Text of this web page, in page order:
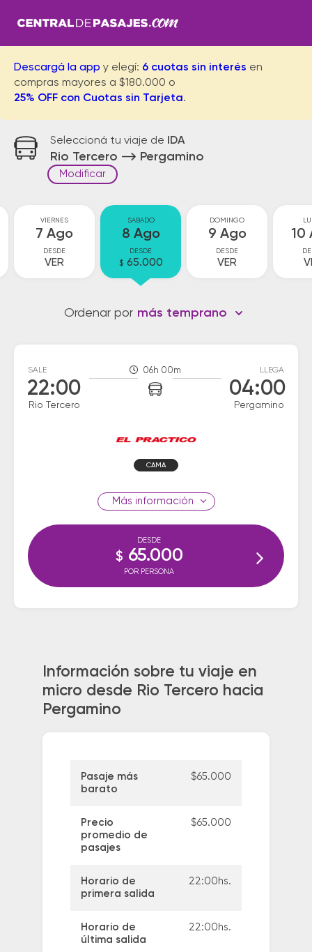
Descargá la app y elegí: 6 cuotas sin interés en
compras mayores a $180.000 o
25% OFF con Cuotas sin Tarjeta.
Seleccioná tu viaje de IDA
Rio Tercero Pergamino
Modificar
VIERNES
7 Ago
DESDE
VER
SABADO
8 Ago
DESDE
$ 65.000
DOMINGO
9 Ago
DESDE
VER
10
Ordenar por más temprano
SALE
22:00
Rio Tercero
06h 00m LLEGA
04:00
Pergamino
CAMA
información
DESDE
$ 65.000
POR PERSONA
Información sobre tu viaje en
micro desde Rio Tercero hacia
Pergamino
Pasaje más
barato
$65.000
Precio
promedio de
pasajes
$65.000
Horario de
primera salida
22:00hs.
Horario de
última salida
22:00hs.